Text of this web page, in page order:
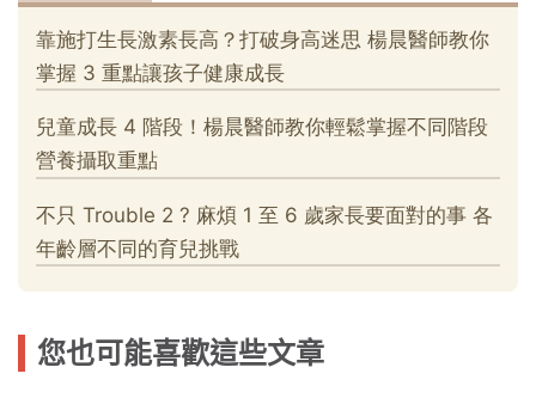
您也可能喜歡這些文章